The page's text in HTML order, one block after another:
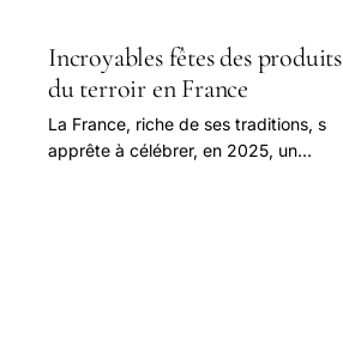
Incroyables fêtes des produits
du terroir en France
La France, riche de ses traditions, s
apprête à célébrer, en 2025, un